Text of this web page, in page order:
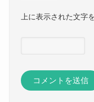
上に表示された文字